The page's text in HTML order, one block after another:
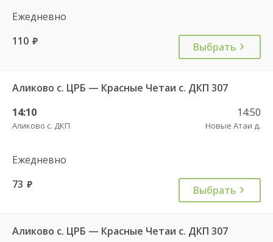
Ежедневно
110 руб. Выбрать
Аликово с. ЦРБ — Красные Четаи с. ДКП 307
14:10
Аликово с. ДКП
14:50
Новые Атаи д.
Ежедневно
73 руб. Выбрать
Аликово с. ЦРБ — Красные Четаи с. ДКП 307